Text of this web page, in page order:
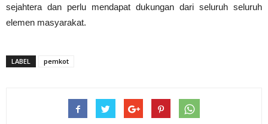
sejahtera dan perlu mendapat dukungan dari seluruh seluruh
elemen masyarakat.
LABEL pemkot